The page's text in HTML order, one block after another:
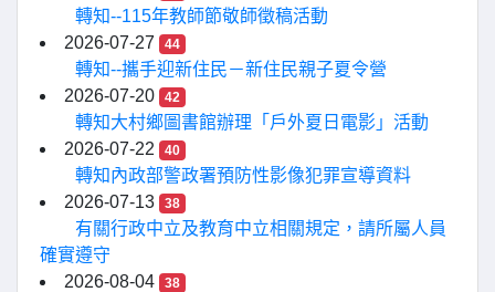
轉知--115年教師節敬師徵稿活動
2026-07-27
44
轉知--攜手迎新住民－新住民親子夏令營
2026-07-20
42
轉知大村鄉圖書館辦理「戶外夏日電影」活動
2026-07-22
40
轉知內政部警政署預防性影像犯罪宣導資料
2026-07-13
38
有關行政中立及教育中立相關規定，請所屬人員
確實遵守
2026-08-04
38